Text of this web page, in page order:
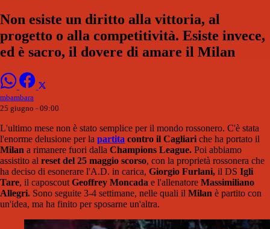
Non esiste un diritto alla vittoria, al
progetto o alla competitività. Esiste invece,
ed è sacro, il dovere di amare il Milan
mbambara
25 giugno - 09:00
L'ultimo mese non è stato semplice per il mondo rossonero. C'è stata
l'enorme delusione per la partita contro il Cagliari che ha portato il
Milan a rimanere fuori dalla Champions League. Poi abbiamo
assistito al reset del 25 maggio scorso, con la proprietà rossonera che
ha deciso di esonerare l'A.D. in carica, Giorgio Furlani, il DS Igli
Tare, il caposcout Geoffrey Moncada e l'allenatore Massimiliano
Allegri. Sono seguite 3-4 settimane, nelle quali il Milan è partito con
un'idea, ma ha finito per sposarne un'altra.